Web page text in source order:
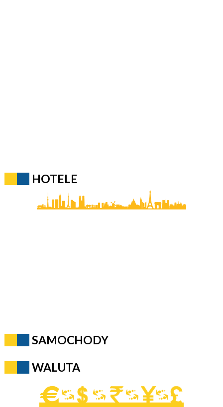
HOTELE
SAMOCHODY
WALUTA